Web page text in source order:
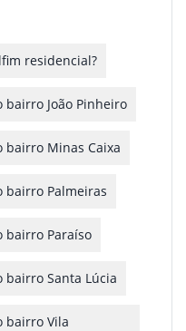
residencial?
bairro João Pinheiro
bairro Minas Caixa
bairro Palmeiras
bairro Paraíso
bairro Santa Lúcia
bairro Vila